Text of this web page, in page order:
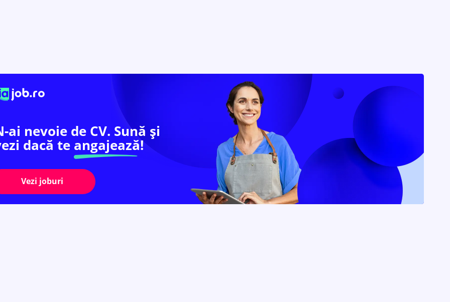
ai nevoie de CV. Sună și
dacă te angajează!
Vezi joburi